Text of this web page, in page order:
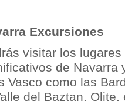
Excursiones
visitar los lugares
de Navarra
Vasco como las
del Baztan,